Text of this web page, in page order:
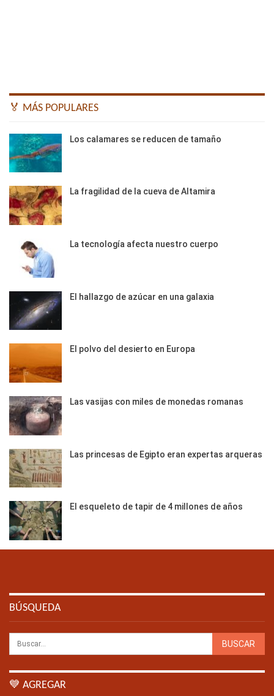
🏅 MÁS POPULARES
Los calamares se reducen de tamaño
La fragilidad de la cueva de Altamira
La tecnología afecta nuestro cuerpo
El hallazgo de azúcar en una galaxia
El polvo del desierto en Europa
Las vasijas con miles de monedas romanas
Las princesas de Egipto eran expertas arqueras
El esqueleto de tapir de 4 millones de años
BÚSQUEDA
💙 AGREGAR